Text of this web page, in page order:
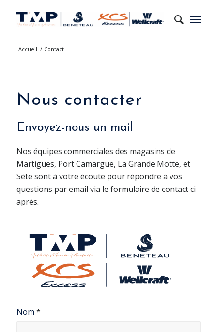
Accueil / Contact
Nous contacter
Envoyez-nous un mail
Nos équipes commerciales des magasins de
Martigues, Port Camargue, La Grande Motte, et
Sète sont à votre écoute pour répondre à vos
questions par email via le formulaire de contact ci-
après.
Nom *